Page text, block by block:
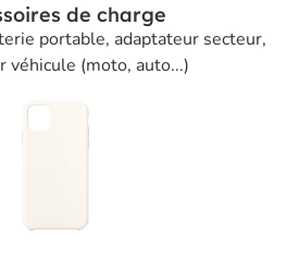
de charge
portable, adaptateur secteur,
véhicule (moto, auto...)